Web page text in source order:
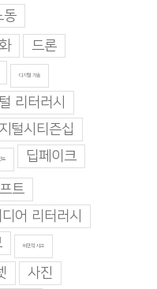
동
드론
디지털 기술
리터러시
털시티즌십
드 딥페이크
트
디어 리터러시
비판적 사고
사진